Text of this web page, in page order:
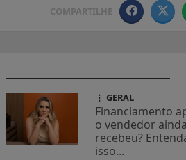
COMPARTILHE
GERAL
Financiamento
o vendedor
recebeu?
isso...